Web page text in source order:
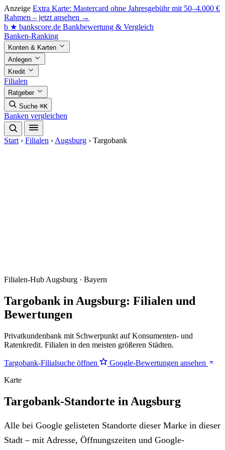
Anzeige Extra Karte: Mastercard ohne Jahresgebühr mit 50–4.000 €
Rahmen – jetzt ansehen →
b ★ bankscore.de Bankbewertung & Vergleich
Banken-Ranking
Konten & Karten
Anlegen
Kredit
Filialen
Ratgeber
Suche ⌘K
Banken vergleichen
Start › Filialen › Augsburg › Targobank
Filialen-Hub Augsburg · Bayern
Targobank in Augsburg: Filialen und
Bewertungen
Privatkundenbank mit Schwerpunkt auf Konsumenten- und
Ratenkredit. Filialen in den meisten größeren Städten.
Targobank-Filialsuche öffnen
Google-Bewertungen ansehen
Karte
Targobank-Standorte in Augsburg
Alle bei Google gelisteten Standorte dieser Marke in dieser
Stadt – mit Adresse, Öffnungszeiten und Google-